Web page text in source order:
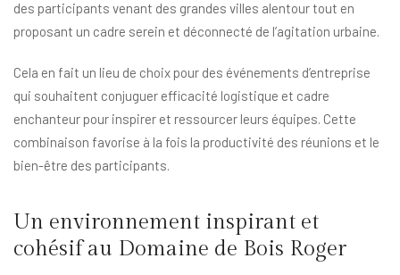
des participants venant des grandes villes alentour tout en
proposant un cadre serein et déconnecté de l’agitation urbaine.
Cela en fait un lieu de choix pour des événements d’entreprise
qui souhaitent conjuguer efficacité logistique et cadre
enchanteur pour inspirer et ressourcer leurs équipes. Cette
combinaison favorise à la fois la productivité des réunions et le
bien-être des participants.
Un environnement inspirant et
cohésif au Domaine de Bois Roger